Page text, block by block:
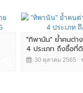
"ทิพานัน" ย้ำคนต่า
4 ประเภท ถึงซื้อที่
30 ตุลาคม 2565